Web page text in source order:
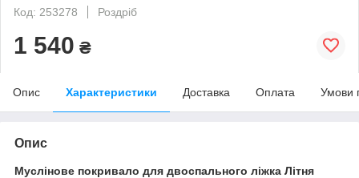
Код: 253278
Роздріб
1 540 ₴
Опис Характеристики Доставка Оплата Умови
Опис
Муслінове покривало для двоспального ліжка Літня